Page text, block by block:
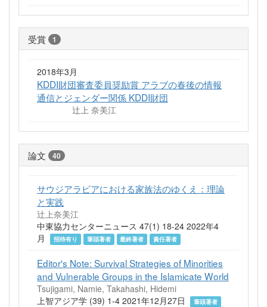
受賞 1
2018年3月
KDDI財団審査委員奨励賞 アラブの春後の情報
通信とジェンダー関係 KDDI財団
辻上 奈美江
論文 40
サウジアラビアにおける家族法のゆくえ：理論
と実践
辻上奈美江
中東協力センターニュース 47(1) 18-24 2022年4
月
招待有り 筆頭著者 最終著者 責任著者
Editor's Note: Survival Strategies of Minorities
and Vulnerable Groups in the Islamicate World
Tsujigami, Namie, Takahashi, Hidemi
上智アジア学 (39) 1-4 2021年12月27日
筆頭著者